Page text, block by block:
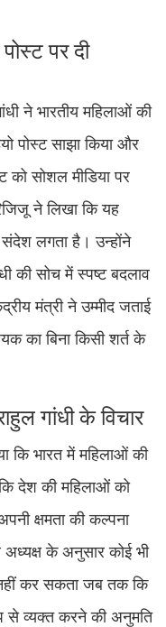
पर दी
ने भारतीय महिलाओं की
पोस्ट साझा किया और
सोशल मीडिया पर
ने लिखा कि यह
लगता है। उन्होंने
की सोच में स्पष्ट बदलाव
मंत्री ने उम्मीद जताई
का बिना किसी शर्त के
गांधी के विचार
कि भारत में महिलाओं की
कि देश की महिलाओं को
क्षमता की कल्पना
के अनुसार कोई भी
कर सकता जब तक कि
से व्यक्त करने की अनुमति